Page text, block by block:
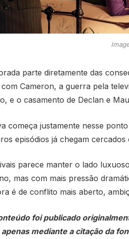
parte diretamente das
Cameron, a guerra pela
e o casamento de Declan e
começa justamente nesse
episódios já chegam cercados
parece manter o lado
mas com mais pressão
é de conflito mais aberto,
foi publicado
mediante a citação da